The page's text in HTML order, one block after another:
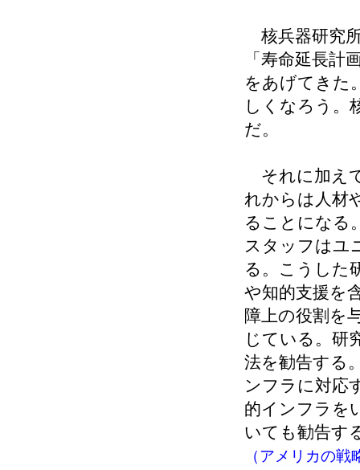
核兵器研究
「寿命延長計
をあげてきた
しくなろう。
だ。
それに加え
れからは人材
ることになる
スタッフはユ
る。こうした
や知的支援を
障上の役割を
じている。研
法を勧告する
ンフラに対応
的インフラを
いても勧告す
（アメリカの